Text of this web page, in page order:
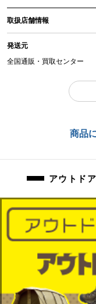
アイテム状態
中古：A（使用感の少ない美
保管時の傷、汚れ等はご了
orb-2605270809-od-
取扱店舗情報
発送元
全国通販・買取センター
東京都江戸川区中葛西6-
商品
アウトド